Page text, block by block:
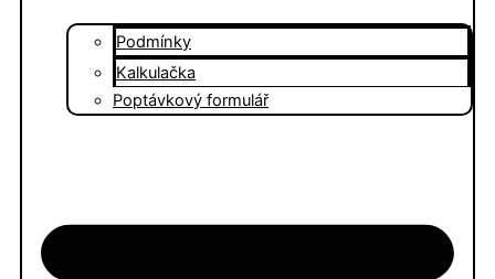
Podmínky
Kalkulačka
Poptávkový formulář